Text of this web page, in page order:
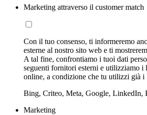
Marketing attraverso il customer match
Con il tuo consenso, ti informeremo
esterne al nostro sito web e ti
A tal fine, confrontiamo i tuoi dati
seguenti fornitori esterni e utilizziamo i
online, a condizione che tu utilizzi già i
Bing, Criteo, Meta, Google, LinkedIn,
Marketing